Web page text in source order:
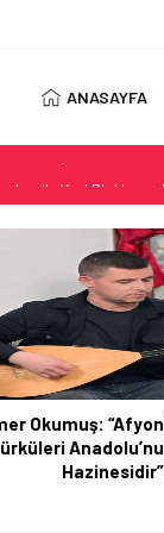
ANASAYFA
with a TDEE
Alanları
Bulunur?:
Trendleri:
Uzun Vadede
Discover the
Kız Öğrenci
Maliyetlerle
28 ile DEAŞ’a 153